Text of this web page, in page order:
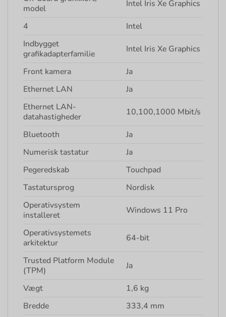
model
Intel Iris Xe Graphics
4
Intel
Indbygget
grafikadapterfamilie
Intel Iris Xe Graphics
Front kamera
Ja
Ethernet LAN
Ja
Ethernet LAN-
datahastigheder
10,100,1000 Mbit/s
Bluetooth
Ja
Numerisk tastatur
Ja
Pegeredskab
Touchpad
Tastatursprog
Nordisk
Operativsystem
installeret
Windows 11 Pro
Operativsystemets
arkitektur
64-bit
Trusted Platform Module
(TPM)
Ja
Vægt
1,6 kg
Bredde
333,4 mm